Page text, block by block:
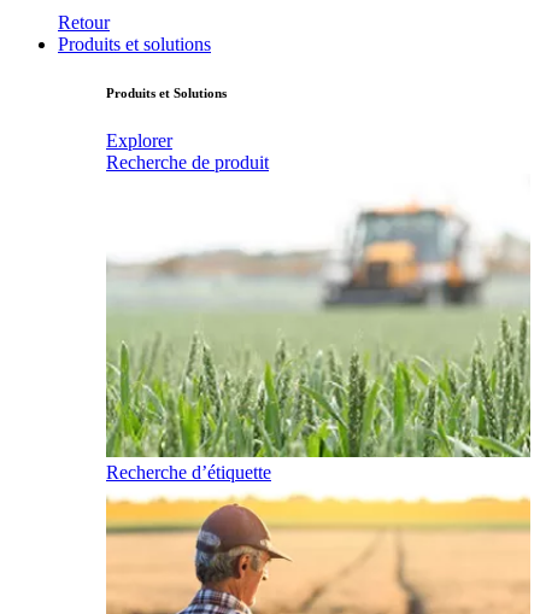
Retour
Produits et solutions
Produits et Solutions
Explorer
Recherche de produit
Recherche d’étiquette